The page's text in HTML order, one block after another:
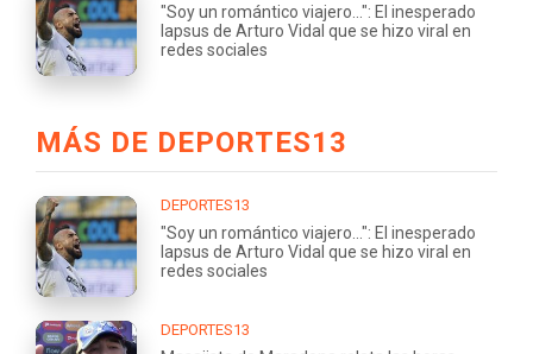
"Soy un romántico viajero...": El inesperado
lapsus de Arturo Vidal que se hizo viral en
redes sociales
MÁS DE DEPORTES13
DEPORTES13
"Soy un romántico viajero...": El inesperado
lapsus de Arturo Vidal que se hizo viral en
redes sociales
DEPORTES13